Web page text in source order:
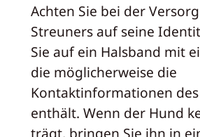
Achten Sie bei der
Streuners auf seine
Sie auf ein Halsband mit
die möglicherweise die
Kontaktinformationen des
enthält. Wenn der Hund
trägt, bringen Sie ihn in